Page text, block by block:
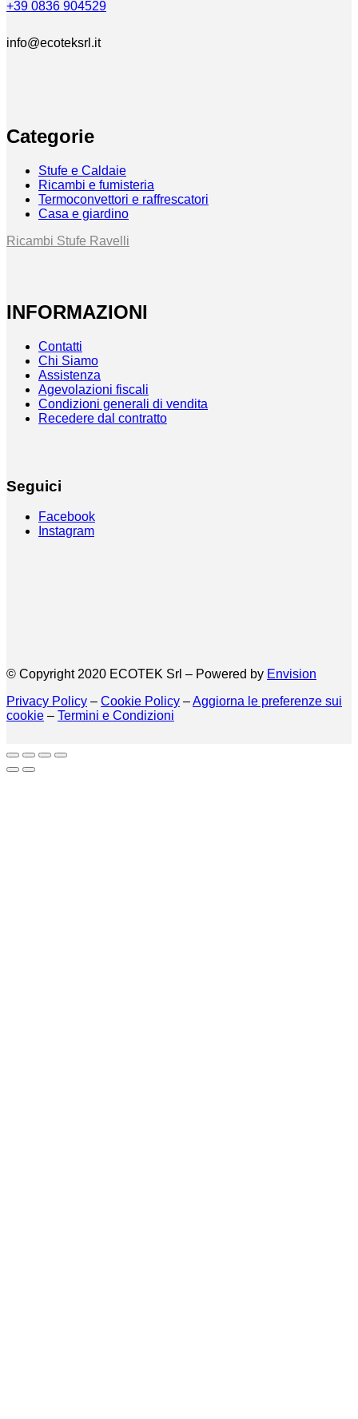
+39 0836 904529
info@ecoteksrl.it
Categorie
Stufe e Caldaie
Ricambi e fumisteria
Termoconvettori e raffrescatori
Casa e giardino
Ricambi Stufe Ravelli
INFORMAZIONI
Contatti
Chi Siamo
Assistenza
Agevolazioni fiscali
Condizioni generali di vendita
Recedere dal contratto
Seguici
Facebook
Instagram
© Copyright 2020 ECOTEK Srl – Powered by Envision
Privacy Policy – Cookie Policy –Aggiorna le preferenze sui
cookie – Termini e Condizioni